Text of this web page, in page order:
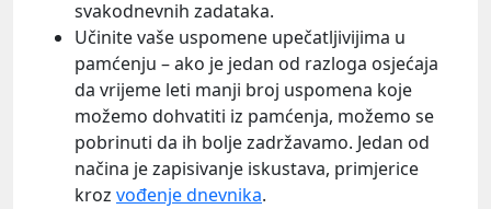
svakodnevnih zadataka.
Učinite vaše uspomene upečatljivijima u
pamćenju – ako je jedan od razloga osjećaja
da vrijeme leti manji broj uspomena koje
možemo dohvatiti iz pamćenja, možemo se
pobrinuti da ih bolje zadržavamo. Jedan od
načina je zapisivanje iskustava, primjerice
kroz vođenje dnevnika.